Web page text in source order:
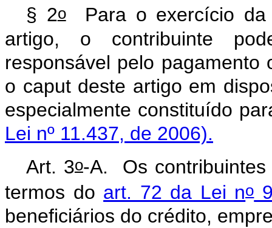
§ 2oPara o exercício da
artigo, o contribuinte
responsável pelo
o caput deste artigo em
especialmente
Lei nº 11.437, de 2006).
Art. 3o-A. Os
termos do art. 72 da Lei no
beneficiários do crédito,